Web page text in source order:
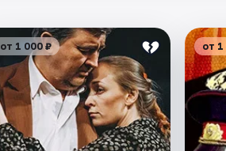
от 1 000 ₽ от